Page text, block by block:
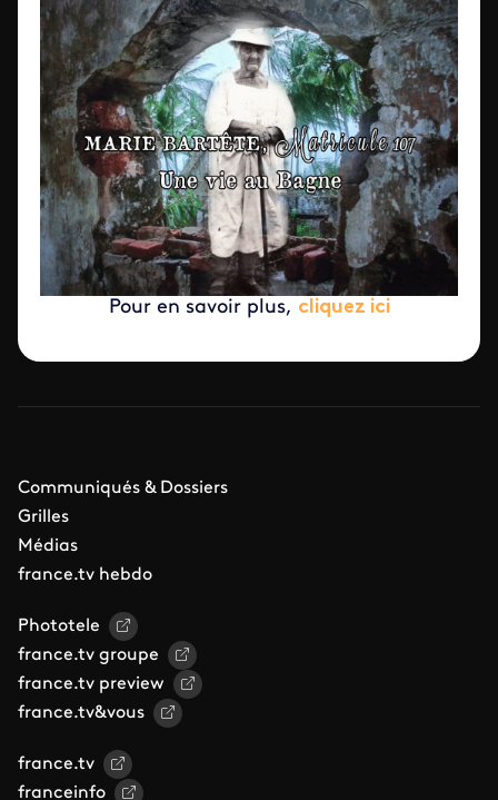
Pour en savoir plus, cliquez ici
Communiqués & Dossiers
Grilles
Médias
france.tv hebdo
Phototele
france.tv groupe
france.tv preview
france.tv&vous
france.tv
franceinfo